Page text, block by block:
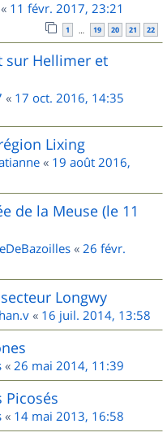
« 11 févr. 2017, 23:21
1 … 19 20 21 22
sur Hellimer et
« 17 oct. 2016, 14:35
Lixing
« 19 août 2016,
de la Meuse (le 11
« 26 févr.
Longwy
« 16 juil. 2014, 13:58
« 26 mai 2014, 11:39
Picosés
« 14 mai 2013, 16:58